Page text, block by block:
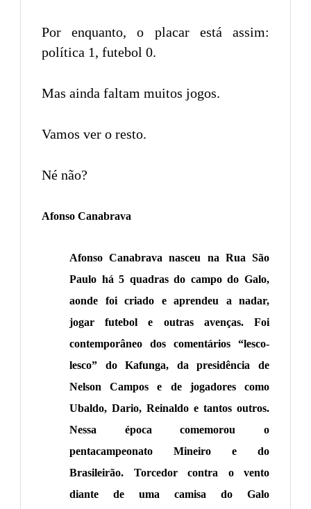
Por enquanto, o placar está assim:
política 1, futebol 0.
Mas ainda faltam muitos jogos.
Vamos ver o resto.
Né não?
Afonso Canabrava
Afonso Canabrava nasceu na Rua São
Paulo há 5 quadras do campo do Galo,
aonde foi criado e aprendeu a nadar,
jogar futebol e outras avenças. Foi
contemporâneo dos comentários “lesco-
lesco” do Kafunga, da presidência de
Nelson Campos e de jogadores como
Ubaldo, Dario, Reinaldo e tantos outros.
Nessa época comemorou o
pentacampeonato Mineiro e do
Brasileirão. Torcedor contra o vento
diante de uma camisa do Galo